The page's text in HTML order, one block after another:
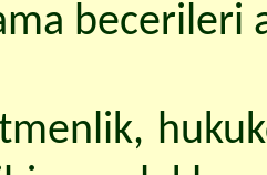
becerileri